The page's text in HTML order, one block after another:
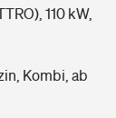
110 kW,
Kombi, ab